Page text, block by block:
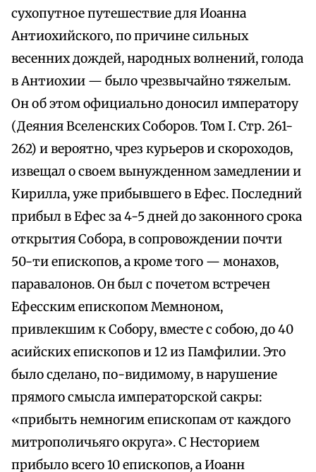
сухопутное путешествие для Иоанна
Антиохийского, по причине сильных
весенних дождей, народных волнений, голода
в Антиохии — было чрезвычайно тяжелым.
Он об этом официально доносил императору
(Деяния Вселенских Соборов. Том I. Стр. 261-
262) и вероятно, чрез курьеров и скороходов,
извещал о своем вынужденном замедлении и
Кирилла, уже прибывшего в Ефес. Последний
прибыл в Ефес за 4-5 дней до законного срока
открытия Собора, в сопровождении почти
50-ти епископов, а кроме того — монахов,
паравалонов. Он был с почетом встречен
Ефесским епископом Мемноном,
привлекшим к Собору, вместе с собою, до 40
асийских епископов и 12 из Памфилии. Это
было сделано, по-видимому, в нарушение
прямого смысла императорской сакры:
«прибыть немногим епископам от каждого
митрополичьяго округа». С Несторием
прибыло всего 10 епископов, а Иоанн